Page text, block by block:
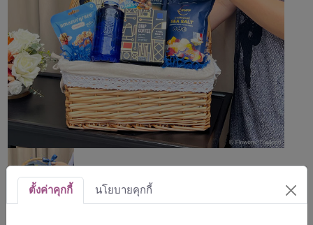
ตั้งค่าคุกกี้ นโยบายคุกกี้